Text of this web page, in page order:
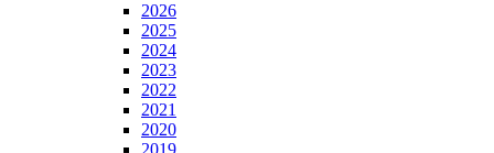
2026
2025
2024
2023
2022
2021
2020
2019